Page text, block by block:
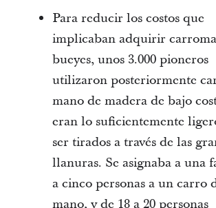
Para reducir los costos que
implicaban adquirir
bueyes, unos 3.000 pioneros
utilizaron posteriormente
mano de madera de bajo
eran lo suficientemente
ser tirados a través de las
llanuras. Se asignaba a una
a cinco personas a un carro
mano, y de 18 a 20 personas